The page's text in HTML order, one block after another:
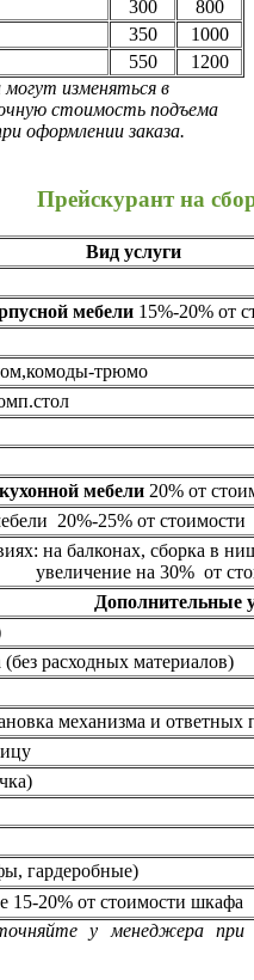
300
800
350
1000
550
1200
изменяться в
стоимость подъема
оформлении заказа.
Прейскурант на
Вид услуги
мебели15%-20% от
трюмо
мебели20% от
20%-25% от стоимости
на балконах, сборка в
увеличение на 30% от
Дополнительные
расходных материалов)
механизма и ответных
гардеробные)
15-20% от стоимости шкафа
у менеджера при